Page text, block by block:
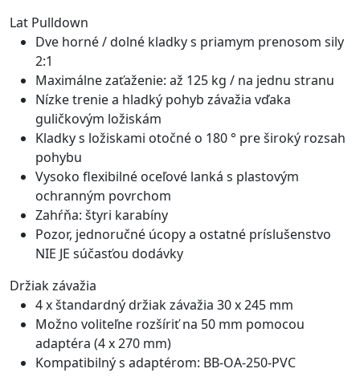
Lat Pulldown
Dve horné / dolné kladky s priamym prenosom sily
2:1
Maximálne zaťaženie: až 125 kg / na jednu stranu
Nízke trenie a hladký pohyb závažia vďaka
guličkovým ložiskám
Kladky s ložiskami otočné o 180 ° pre široký rozsah
pohybu
Vysoko flexibilné oceľové lanká s plastovým
ochranným povrchom
Zahŕňa: štyri karabíny
Pozor, jednoručné úcopy a ostatné príslušenstvo
NIE JE súčasťou dodávky
Držiak závažia
4 x štandardný držiak závažia 30 x 245 mm
Možno voliteľne rozšíriť na 50 mm pomocou
adaptéra (4 x 270 mm)
Kompatibilný s adaptérom: BB-OA-250-PVC